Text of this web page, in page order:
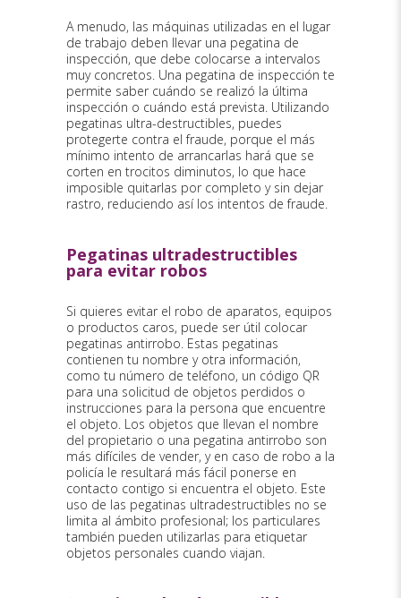
A menudo, las máquinas utilizadas en el lugar
de trabajo deben llevar una pegatina de
inspección, que debe colocarse a intervalos
muy concretos. Una pegatina de inspección te
permite saber cuándo se realizó la última
inspección o cuándo está prevista. Utilizando
pegatinas ultra-destructibles, puedes
protegerte contra el fraude, porque el más
mínimo intento de arrancarlas hará que se
corten en trocitos diminutos, lo que hace
imposible quitarlas por completo y sin dejar
rastro, reduciendo así los intentos de fraude.
Pegatinas ultradestructibles
para evitar robos
Si quieres evitar el robo de aparatos, equipos
o productos caros, puede ser útil colocar
pegatinas antirrobo. Estas pegatinas
contienen tu nombre y otra información,
como tu número de teléfono, un código QR
para una solicitud de objetos perdidos o
instrucciones para la persona que encuentre
el objeto. Los objetos que llevan el nombre
del propietario o una pegatina antirrobo son
más difíciles de vender, y en caso de robo a la
policía le resultará más fácil ponerse en
contacto contigo si encuentra el objeto. Este
uso de las pegatinas ultradestructibles no se
limita al ámbito profesional; los particulares
también pueden utilizarlas para etiquetar
objetos personales cuando viajan.